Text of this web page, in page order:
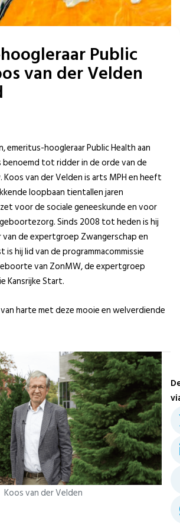
Public
van der Velden
emeritus-hoogleraar Public Health aan
benoemd tot ridder in de orde van de
Koos van der Velden is arts MPH en heeft
loopbaan tientallen jaren
voor de sociale geneeskunde en voor
Sinds 2008 tot heden is hij
de expertgroep Zwangerschap en
is hij lid van de programmacommissie
van ZonMW, de expertgroep
Kansrijke Start.
harte met deze mooie en welverdiende
Koos van der Velden